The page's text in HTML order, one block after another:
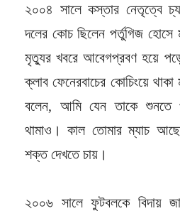
২০০৪ সালে কস্তার নেতৃত্বে
দলের কোচ ছিলেন পর্তুগিজ হোসে
মৃত্যুর খবরে আবেগপ্রবণ হয়ে
ক্লাব ফেনেরবাচের কোচিংয়ে
বলেন, আমি যেন তাকে শুনতে
থামাও। কাল তোমার ম্যাচ
শক্ত দেখতে চায়।
২০০৬ সালে ফুটবলকে বিদায়